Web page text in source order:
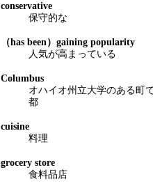
conservative
保守的な
（has been）gaining popularity
人気が高まっている
Columbus
オハイオ州立大学のある町
都
cuisine
料理
grocery store
食料品店